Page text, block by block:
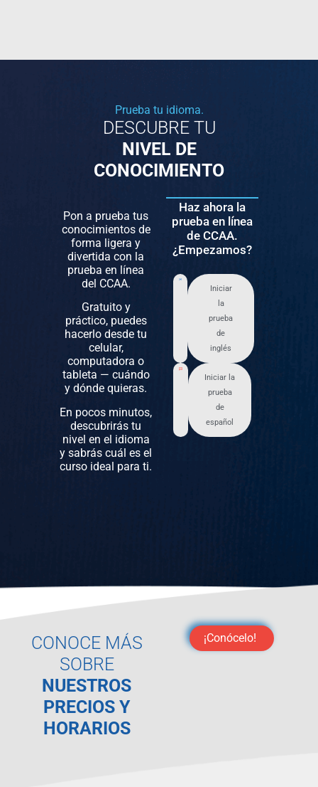
Prueba tu idioma.
DESCUBRE TU
NIVEL DE
CONOCIMIENTO
Pon a prueba tus
conocimientos de
forma ligera y
divertida con la
prueba en línea
del CCAA.
Gratuito y
práctico, puedes
hacerlo desde tu
celular,
computadora o
tableta — cuándo
y dónde quieras.
En pocos minutos,
descubrirás tu
nivel en el idioma
y sabrás cuál es el
curso ideal para ti.
Haz ahora la
prueba en línea
de CCAA.
¿Empezamos?
Iniciar
la
prueba
de
inglés
Iniciar la
prueba
de
español
CONOCE MÁS
SOBRE
NUESTROS
PRECIOS Y
HORARIOS
¡Conócelo!